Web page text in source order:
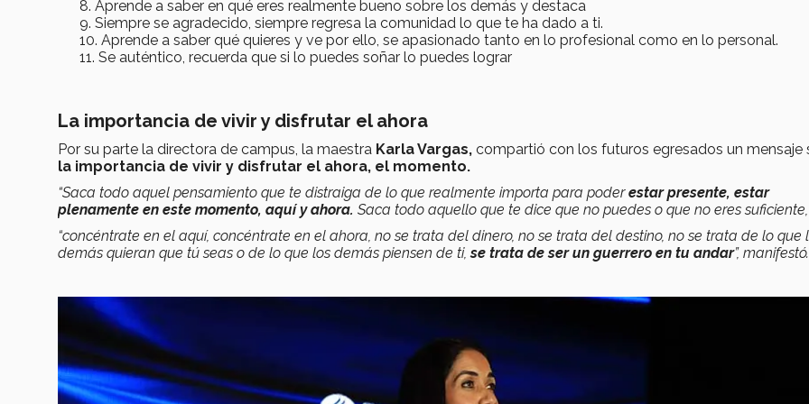
Aprende a saber en qué eres realmente bueno sobre los demás y destaca
Siempre se agradecido, siempre regresa la comunidad lo que te ha dado a ti.
Aprende a saber qué quieres y ve por ello, se apasionado tanto en lo profesional como en lo personal.
Se auténtico, recuerda que si lo puedes soñar lo puedes lograr
La importancia de vivir y disfrutar el ahora
Por su parte la directora de campus, la maestra Karla Vargas, compartió con los futuros egresados un mensaje
la importancia de vivir y disfrutar el ahora, el momento.
“Saca todo aquel pensamiento que te distraiga de lo que realmente importa para poderestar presente, estar
plenamente en este momento, aquí y ahora. Saca todo aquello que te dice que no puedes o que no eres suficiente,
“concéntrate en el aquí, concéntrate en el ahora, no se trata del dinero, no se trata del destino, no se trata de lo que
demás quieran que tú seas o de lo que los demás piensen de ti,se trata de ser un guerrero en tu andar”, manifestó.